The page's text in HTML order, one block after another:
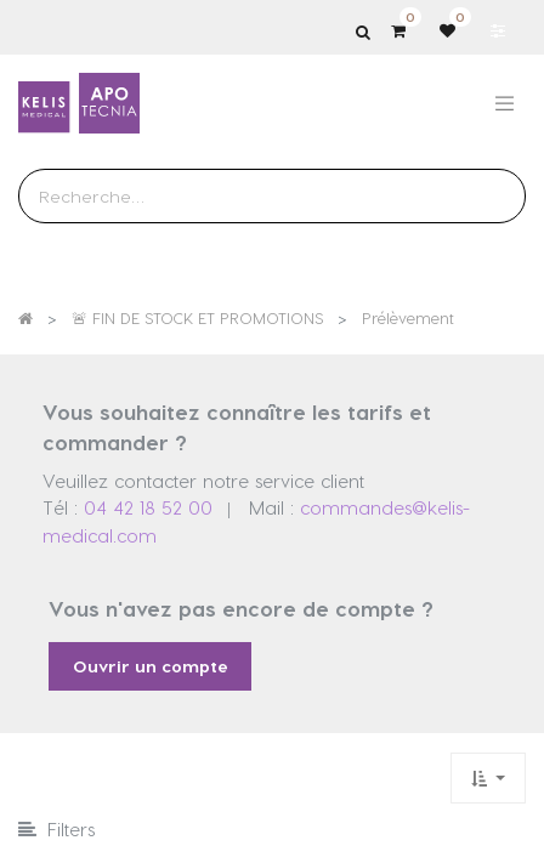
0 0
🚨 FIN DE STOCK ET PROMOTIONS Prélèvement
Vous souhaitez connaître les tarifs et
commander ?
Veuillez contacter notre service client
Tél : 04 42 18 52 00 | Mail : commandes@kelis-
medical.com
Vous n'avez pas encore de compte ?
Ouvrir un compte
Filters